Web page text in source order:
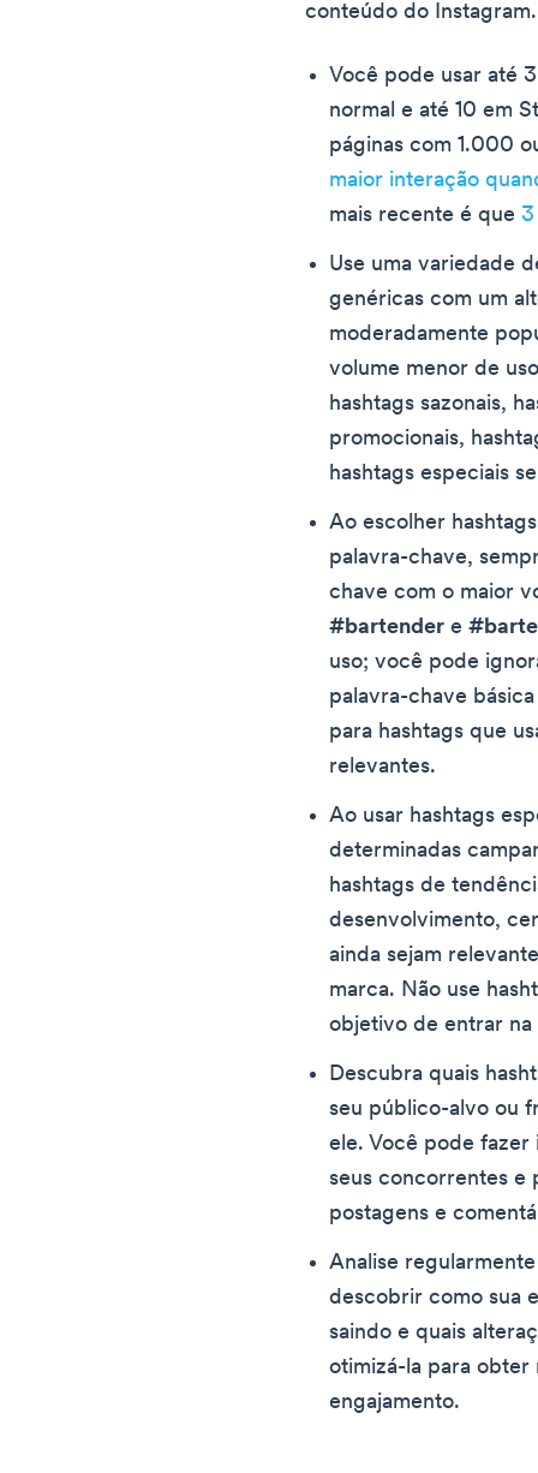
conteúdo do Instagram.
Você pode usar até
normal e até 10 em
páginas com 1.000
maior interação
mais recente é que 3
Use uma variedade
genéricas com um
moderadamente
volume menor de
hashtags sazonais,
promocionais,
hashtags especiais
Ao escolher
palavra-chave,
chave com o maior
#bartender e
uso; você pode
palavra-chave
para hashtags que
relevantes.
Ao usar hashtags
determinadas
hashtags de
desenvolvimento,
ainda sejam
marca. Não use
objetivo de entrar na
Descubra quais
seu público-alvo ou
ele. Você pode fazer
seus concorrentes e
postagens e
Analise
descobrir como sua
saindo e quais
otimizá-la para obter
engajamento.